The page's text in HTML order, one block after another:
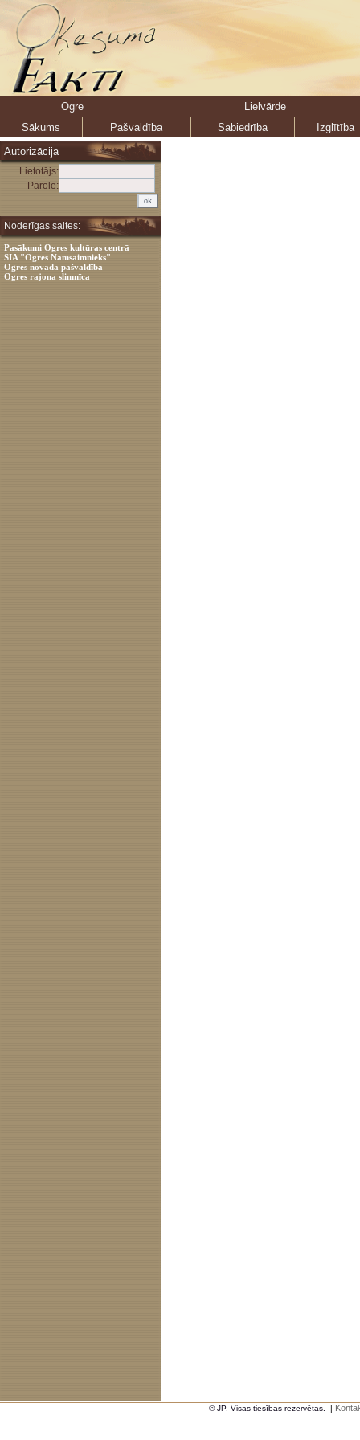
Ogre
Lielvārde
Sākums
Pašvaldība Sabiedrība
Izglītība
Autorizācija
Lietotājs:
Parole:
Noderīgas saites:
Pasākumi Ogres kultūras centrā
SIA "Ogres Namsaimnieks"
Ogres novada pašvaldība
Ogres rajona slimnīca
© JP. Visas tiesības rezervētas. |